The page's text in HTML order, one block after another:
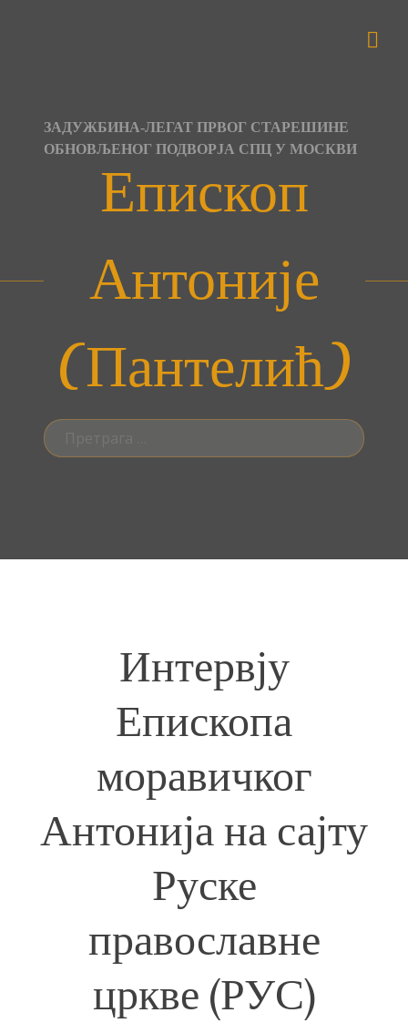
ЗАДУЖБИНА-ЛЕГАТ ПРВОГ СТАРЕШИНЕ
ОБНОВЉЕНОГ ПОДВОРЈА СПЦ У МОСКВИ
Епископ
Антоније
(Пантелић)
Претрага
за:
Интервју
Епископа
моравичког
Антонија на сајту
Руске
православне
цркве (РУС)